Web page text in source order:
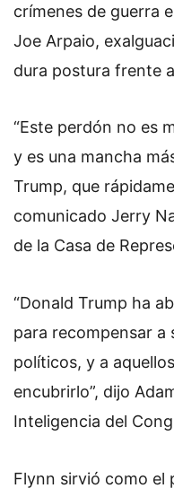
crímenes de guerra
Joe Arpaio,
dura postura frente
“Este perdón no es
y es una mancha
Trump, que
comunicado Jerry
de la Casa de
“Donald Trump ha
para recompensar a
políticos, y a
encubrirlo”, dijo
Inteligencia del
Flynn sirvió como el